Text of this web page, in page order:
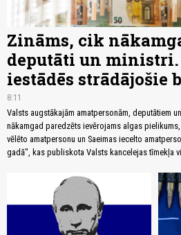
Zināms, cik
deputāti un ministri.
iestādēs strādājošie
8:11
Valsts augstākajām amatpersonām, deputātiem
nākamgad paredzēts ievērojams algas
vēlēto amatpersonu un Saeimas iecelto
gadā", kas publiskota Valsts kancelejas tīmekļa